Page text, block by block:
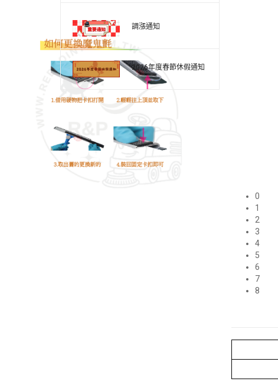
0
1
2
3
4
5
6
7
8
調漲通知
2026年度春節休假通知